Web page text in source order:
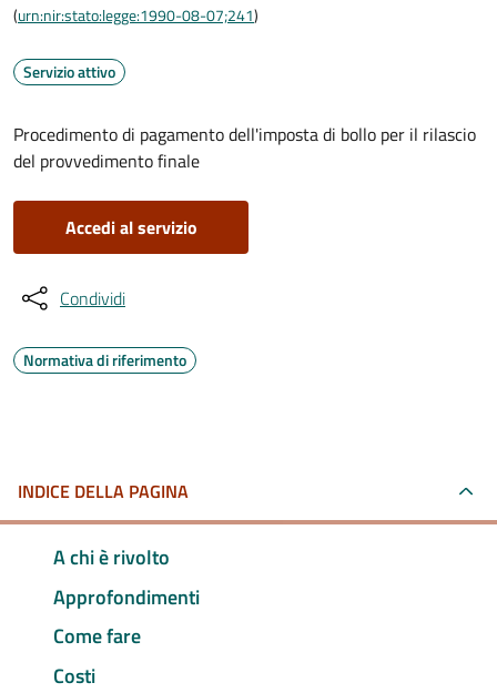
(urn:nir:stato:legge:1990-08-07;241)
Servizio attivo
Procedimento di pagamento dell'imposta di bollo per il rilascio
del provvedimento finale
Accedi al servizio
Condividi
Normativa di riferimento
INDICE DELLA PAGINA
A chi è rivolto
Approfondimenti
Come fare
Costi